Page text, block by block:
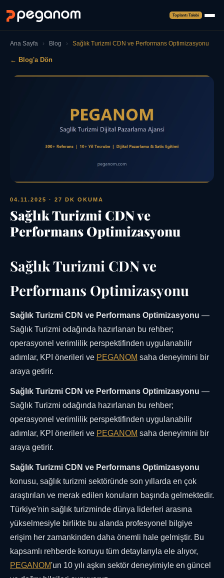
Toplantı Talebi
Ana Sayfa › Blog › Sağlık Turizmi CDN ve Performans Optimizasyonu
← Blog'a Dön
04.11.2025 · 27 DK OKUMA
Sağlık Turizmi CDN ve
Performans Optimizasyonu
Sağlık Turizmi CDN ve
Performans Optimizasyonu
Sağlık Turizmi CDN ve Performans Optimizasyonu —
Sağlık Turizmi odağında hazırlanan bu rehber;
operasyonel verimlilik perspektifinden uygulanabilir
adımlar, KPI önerileri ve PEGANOM saha deneyimini bir
araya getirir.
Sağlık Turizmi CDN ve Performans Optimizasyonu —
Sağlık Turizmi odağında hazırlanan bu rehber;
operasyonel verimlilik perspektifinden uygulanabilir
adımlar, KPI önerileri ve PEGANOM saha deneyimini bir
araya getirir.
Sağlık Turizmi CDN ve Performans Optimizasyonu
konusu, sağlık turizmi sektöründe son yıllarda en çok
araştırılan ve merak edilen konuların başında gelmektedir.
Türkiye'nin sağlık turizminde dünya liderleri arasına
yükselmesiyle birlikte bu alanda profesyonel bilgiye
erişim her zamankinden daha önemli hale gelmiştir. Bu
kapsamlı rehberde konuyu tüm detaylarıyla ele alıyor,
PEGANOM'un 10 yılı aşkın sektör deneyimiyle en güncel